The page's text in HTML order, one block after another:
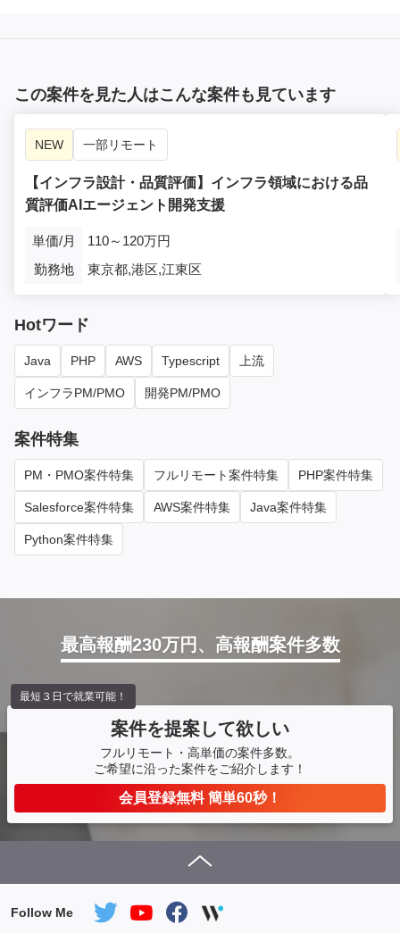
この案件を見た人はこんな案件も見ています
NEW 一部リモート
【インフラ設計・品質評価】インフラ領域における品
質評価AIエージェント開発支援
単価/月
110～120万円
勤務地
東京都,港区,江東区
Hotワード
Java PHP AWS Typescript 上流
インフラPM/PMO 開発PM/PMO
案件特集
PM・PMO案件特集 フルリモート案件特集 PHP案件特集
Salesforce案件特集 AWS案件特集 Java案件特集
Python案件特集
最高報酬230万円、高報酬案件多数
案件を提案して欲しい
フルリモート・高単価の案件多数。
ご希望に沿った案件をご紹介します！
会員登録無料 簡単60秒！
最短３日で就業可能！
Follow Me